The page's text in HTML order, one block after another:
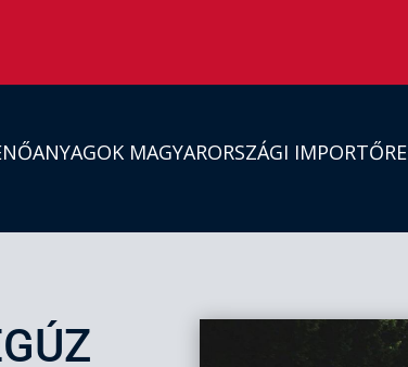
MAGYARORSZÁGI IMPORTŐRE